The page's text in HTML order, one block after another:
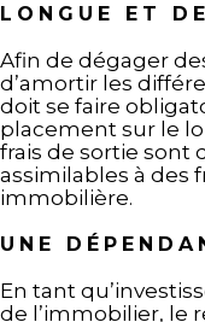
LONGUE ET
Afin de dégager
d’amortir les
doit se faire
placement sur le
frais de sortie sont
assimilables à des
immobilière.
UNE
En tant
de l’immobilier, le